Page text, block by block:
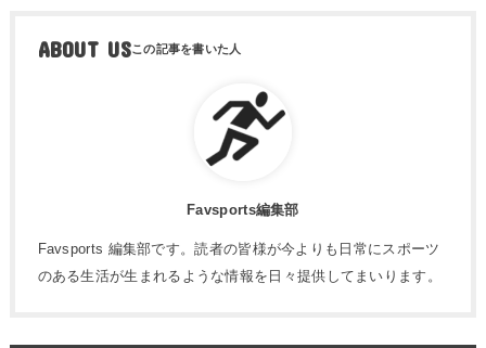
ABOUT US
Favsports編集部
Favsports 編集部です。読者の皆様が今よりも日常にスポーツ
のある生活が生まれるような情報を日々提供してまいります。